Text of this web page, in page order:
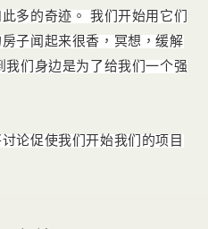
此多的奇迹。我们开始用它们
子闻起来很香，冥想，缓解
我们身边是为了给我们一个强
论促使我们开始我们的项目